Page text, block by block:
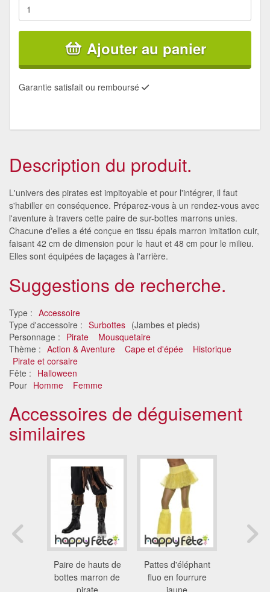
Ajouter au panier
Garantie satisfait ou remboursé
Description du produit.
L'univers des pirates est impitoyable et pour l'intégrer, il faut
s'habiller en conséquence. Préparez-vous à un rendez-vous avec
l'aventure à travers cette paire de sur-bottes marrons unies.
Chacune d'elles a été conçue en tissu épais marron imitation cuir,
faisant 42 cm de dimension pour le haut et 48 cm pour le milieu.
Elles sont équipées de laçages à l'arrière.
Suggestions de recherche.
Type : Accessoire
Type d'accessoire : Surbottes (Jambes et pieds)
Personnage : Pirate
Mousquetaire
Thème : Action & Aventure Cape et d'épée
Historique
Pirate et corsaire
Fête : Halloween
Pour Homme Femme
Accessoires de déguisement
similaires
Paire de hauts de
bottes marron de
pirate
Pattes d'éléphant
fluo en fourrure
jaune